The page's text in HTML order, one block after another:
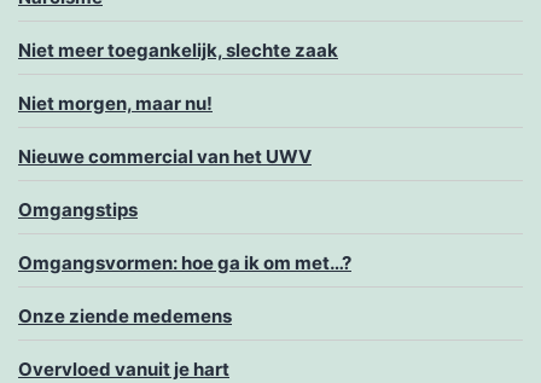
Niet meer toegankelijk, slechte zaak
Niet morgen, maar nu!
Nieuwe commercial van het UWV
Omgangstips
Omgangsvormen: hoe ga ik om met…?
Onze ziende medemens
Overvloed vanuit je hart